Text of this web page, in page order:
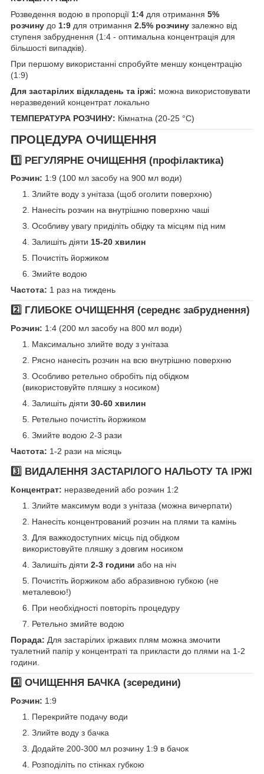
Розведення водою в пропорції 1:4 для отримання 5%
розчину до 1:9 для отримання 2.5% розчину залежно від
ступеня забруднення (1:4 - оптимальна концентрація для
більшості випадків).
При першому використанні спробуйте меншу концентрацію
(1:9)
Для застарілих відкладень та іржі: можна використовувати
неразведений концентрат локально
ТЕМПЕРАТУРА РОЗЧИНУ: Кімнатна (20-25 °C)
ПРОЦЕДУРА ОЧИЩЕННЯ
1️⃣ РЕГУЛЯРНЕ ОЧИЩЕННЯ (профілактика)
Розчин: 1:9 (100 мл засобу на 900 мл води)
Злийте воду з унітаза (щоб оголити поверхню)
Нанесіть розчин на внутрішню поверхню чаші
Особливу увагу приділіть обідку та місцям під ним
Залишіть діяти 15-20 хвилин
Почистіть йоржиком
Змийте водою
Частота: 1 раз на тиждень
2️⃣ ГЛИБОКЕ ОЧИЩЕННЯ (середнє забруднення)
Розчин: 1:4 (200 мл засобу на 800 мл води)
Максимально злийте воду з унітаза
Рясно нанесіть розчин на всю внутрішню поверхню
Особливо ретельно обробіть під обідком
(використовуйте пляшку з носиком)
Залишіть діяти 30-60 хвилин
Ретельно почистіть йоржиком
Змийте водою 2-3 рази
Частота: 1-2 рази на місяць
3️⃣ ВИДАЛЕННЯ ЗАСТАРІЛОГО НАЛЬОТУ ТА ІРЖІ
Концентрат: неразведений або розчин 1:2
Злийте максимум води з унітаза (можна вичерпати)
Нанесіть концентрований розчин на плями та камінь
Для важкодоступних місць під обідком
використовуйте пляшку з довгим носиком
Залишіть діяти 2-3 години або на ніч
Почистіть йоржиком або абразивною губкою (не
металевою!)
При необхідності повторіть процедуру
Ретельно змийте водою
Порада: Для застарілих іржавих плям можна змочити
туалетний папір у концентраті та прикласти до плями на 1-2
години.
4️⃣ ОЧИЩЕННЯ БАЧКА (зсередини)
Розчин: 1:9
Перекрийте подачу води
Злийте воду з бачка
Додайте 200-300 мл розчину 1:9 в бачок
Розподіліть по стінках губкою